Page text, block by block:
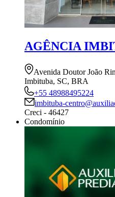
AGÊNCIA
Avenida Doutor João
Imbituba, SC, BRA
+55 48988495224
imbituba-
Creci - 46427
Condomínio